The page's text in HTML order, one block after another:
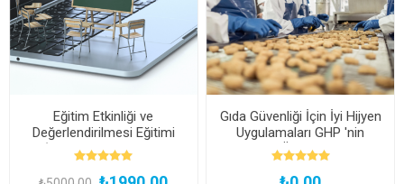
Eğitim Etkinliği ve
Değerlendirilmesi Eğitimi
(Çevrimiçi Canlı veya
Kayıttan Hemen İzle)
Gıda Güvenliği İçin İyi Hijyen
Uygulamaları GHP 'nin
Önemi